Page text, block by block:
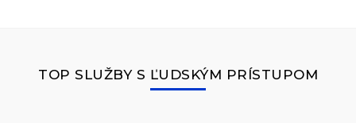
TOP SLUŽBY S ĽUDSKÝM PRÍSTUPOM